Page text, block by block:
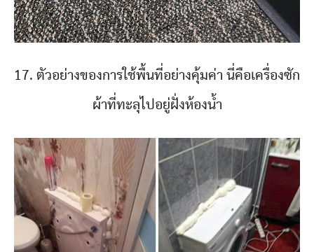
17. ตัวอย่างของการใช้พื้นที่อย่างคุ้มค่า นี่คือเครื่องซัก
ผ้าที่ทะลุไปอยู่ฝั่งห้องน้ำ